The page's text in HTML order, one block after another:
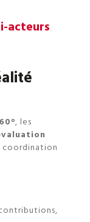
acteurs
, les